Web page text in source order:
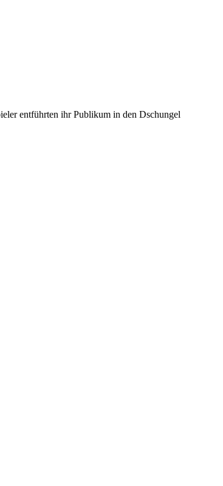
entführten ihr Publikum in den Dschungel